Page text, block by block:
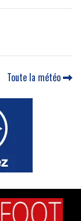
Toute la météo